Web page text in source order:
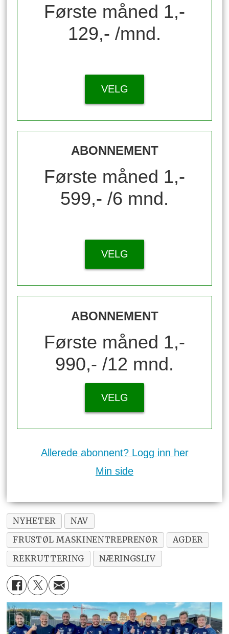
Første måned 1,-
129,- /mnd.
VELG
ABONNEMENT
Første måned 1,-
599,- /6 mnd.
VELG
ABONNEMENT
Første måned 1,-
990,- /12 mnd.
VELG
Allerede abonnent? Logg inn her
Min side
NYHETER
NAV
FRUSTØL MASKINENTREPRENØR
AGDER
REKRUTTERING
NÆRINGSLIV